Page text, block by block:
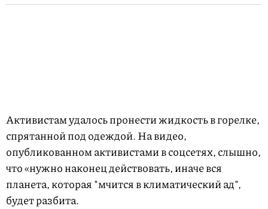
Активистам удалось пронести жидкость в горелке,
спрятанной под одеждой. На видео,
опубликованном активистами в соцсетях, слышно,
что «нужно наконец действовать, иначе вся
планета, которая "мчится в климатический ад",
будет разбита.